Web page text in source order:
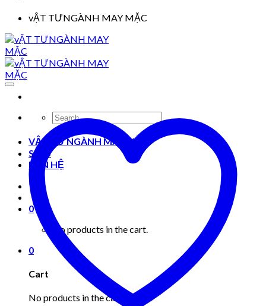
vẬT TƯNGÀNH MAY MẶC
Search
for:
VẬT TƯ NGÀNH MAY MẶC
Shop
LIÊN HỆ
0
No products in the cart.
0
Cart
No products in the cart.